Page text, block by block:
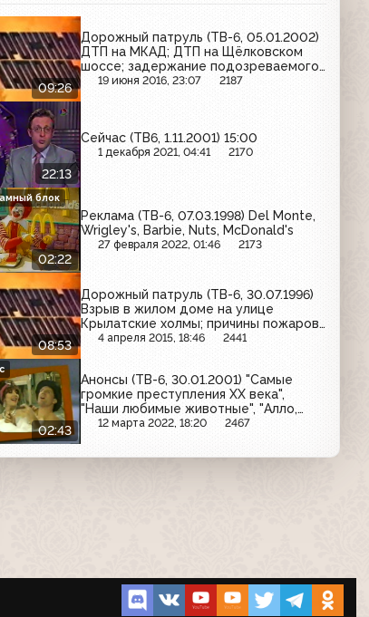
09:26
Дорожный патруль (ТВ-6, 05.01.2002)
ДТП на МКАД; ДТП на Щёлковском
шоссе; задержание подозреваемого
в хранении оружия
19 июня 2016, 23:07 2187
22:13
Сейчас (ТВ6, 1.11.2001) 15:00
1 декабря 2021, 04:41 2170
02:22
Реклама (ТВ-6, 07.03.1998) Del Monte,
Wrigley's, Barbie, Nuts, McDonald's
27 февраля 2022, 01:46 2173
блок
08:53
Дорожный патруль (ТВ-6, 30.07.1996)
Взрыв в жилом доме на улице
Крылатские холмы; причины пожаров
и меры их предотвращения;
4 апреля 2015, 18:46 2441
02:43
Анонсы (ТВ-6, 30.01.2001) "Самые
громкие преступления XX века",
"Наши любимые животные", "Алло,
алло", "Я сама", "Первая волна"
12 марта 2022, 18:20 2467